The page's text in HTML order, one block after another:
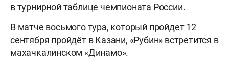
в турнирной таблице чемпионата России.
В матче восьмого тура, который пройдет 12
сентября пройдёт в Казани, «Рубин» встретится в
махачкалинском «Динамо».